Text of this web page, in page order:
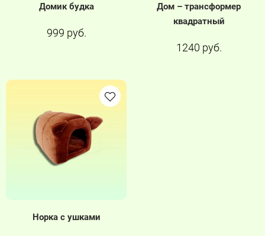
Домик будка
999 руб.
Дом – трансформер
квадратный
1240 руб.
Норка с ушками